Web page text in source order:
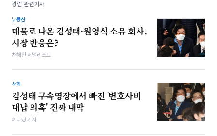
광림 관련기사
부동산
매물로 나온 김성태·원영식 소유 회사,
시장 반응은?
차해인 저널리스트
사회
김성태 구속영장에서 빠진 '변호사비
대납 의혹' 진짜 내막
여다정 기자